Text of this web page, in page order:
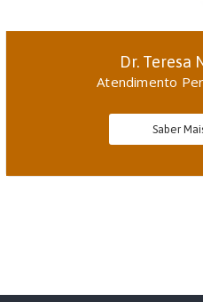
Dr. Teresa
Atendimento
Saber